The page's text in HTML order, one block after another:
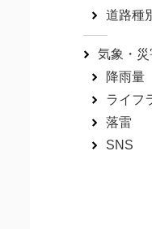
道路種
気象・災
降雨量
ライフ
落雷
SNS